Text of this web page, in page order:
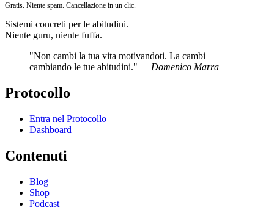
Gratis. Niente spam. Cancellazione in un clic.
Sistemi concreti per le abitudini.
Niente guru, niente fuffa.
"Non cambi la tua vita motivandoti. La cambi
cambiando le tue abitudini." — Domenico Marra
Protocollo
Entra nel Protocollo
Dashboard
Contenuti
Blog
Shop
Podcast